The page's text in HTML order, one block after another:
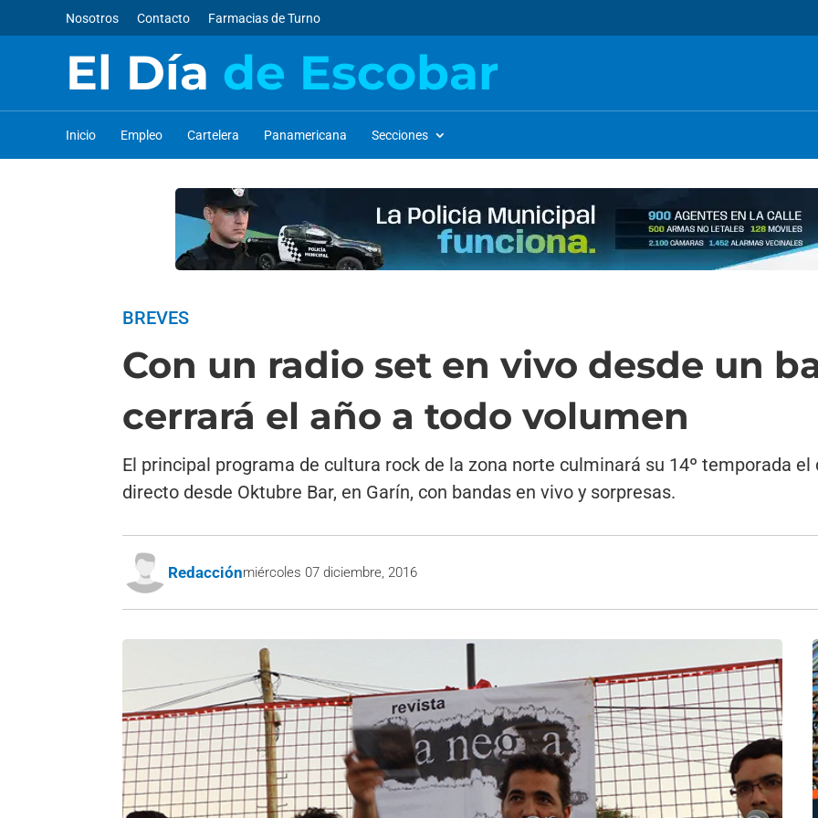
Nosotros Contacto Farmacias de Turno
El Día de Escobar
Inicio Empleo Cartelera Panamericana Secciones
BREVES
Con un radio set en vivo desde un
cerrará el año a todo volumen
El principal programa de cultura rock de la zona norte culminará su 14º temporada
directo desde Oktubre Bar, en Garín, con bandas en vivo y sorpresas.
Redacciónmiércoles 07 diciembre, 2016